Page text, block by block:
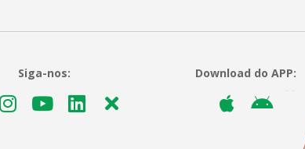
Siga-nos: Download do APP: